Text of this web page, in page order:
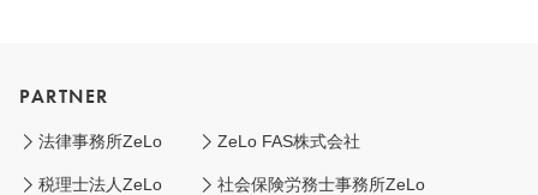
PARTNER
法律事務所ZeLo ZeLo FAS株式会社
税理士法人ZeLo 社会保険労務士事務所ZeLo